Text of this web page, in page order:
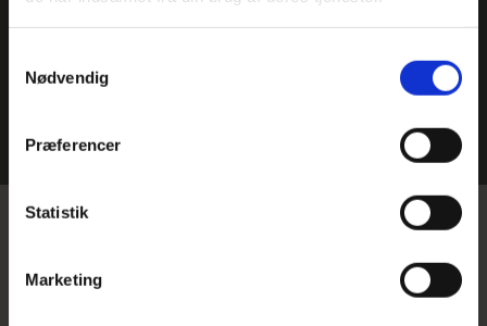
Nødvendig
Præferencer
Statistik
Marketing
Foto: CheckMyTrip
Hjem >Vigtig information om din rejse
CheckMyTrip